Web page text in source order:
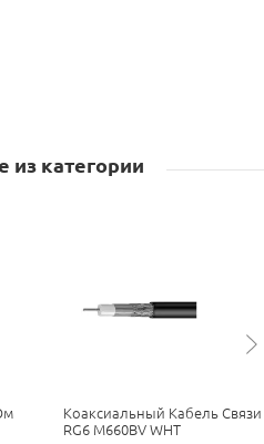
из категории
Коаксиальный Кабель Связи
RG6 M660BV WHT